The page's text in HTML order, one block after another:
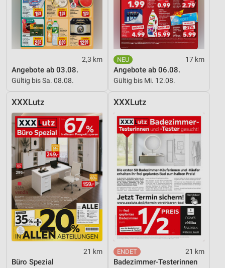
2,3 km
Angebote ab 03.08.
Gültig bis Sa. 08.08.
17 km
Angebote ab 06.08.
Gültig bis Mi. 12.08.
XXXLutz
21 km
Büro Spezial
XXXLutz
21 km
Badezimmer-Testerinnen